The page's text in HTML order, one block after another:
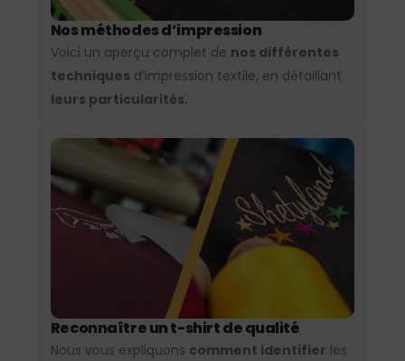
Nos méthodes d’impression
Voici un aperçu complet de nos différentes
techniques d’impression textile, en détaillant
leurs particularités.
Reconnaître un t-shirt de qualité
Nous vous expliquons comment identifier les